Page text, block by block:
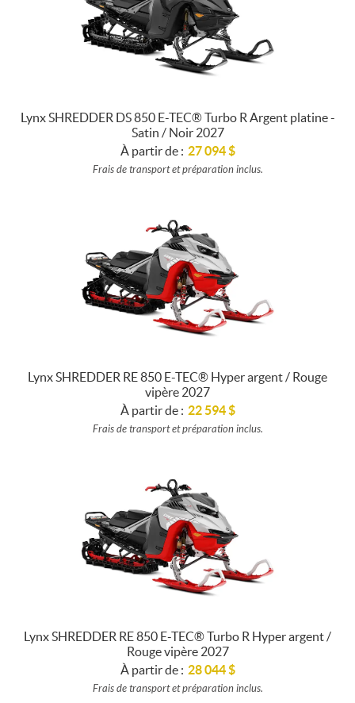
Lynx SHREDDER DS 850 E-TEC® Turbo R Argent platine -
Satin / Noir 2027
À partir de : 27 094$
Frais de transport et préparation inclus.
Lynx SHREDDER RE 850 E-TEC® Hyper argent / Rouge
vipère 2027
À partir de : 22 594$
Frais de transport et préparation inclus.
Lynx SHREDDER RE 850 E-TEC® Turbo R Hyper argent /
Rouge vipère 2027
À partir de : 28 044$
Frais de transport et préparation inclus.